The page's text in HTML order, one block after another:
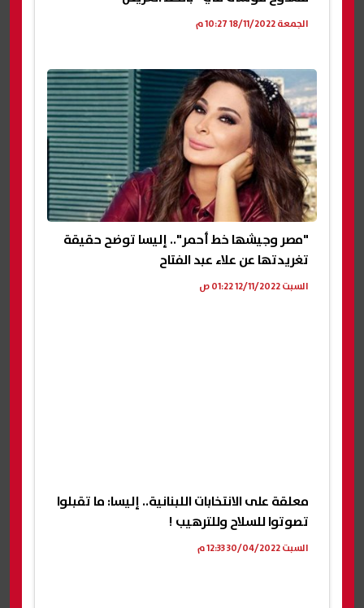
الجمعة 18/11/2022 10:27 م
"مصر وجيشها خط أحمر".. إليسا توضح حقيقة
تغريدتها عن علاء عبد الفتاح
السبت 12/11/2022 01:22 ص
معلقة على الانتخابات اللبنانية.. إليسا: ما تقبلوا
تصوتوا للسلاح وللترهيب !
السبت 30/04/2022 12:33 م